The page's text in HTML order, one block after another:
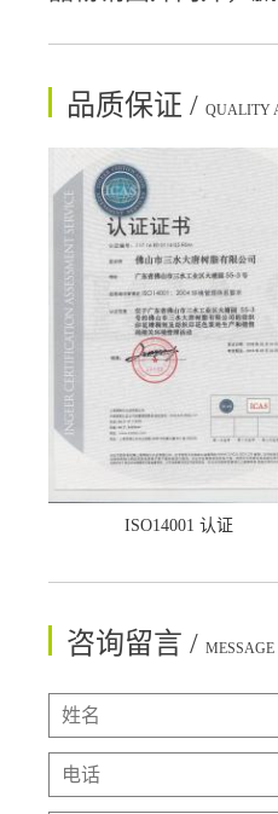
品质保证 / QUALITY
ISO14001 认证
咨询留言 / MESSAGE